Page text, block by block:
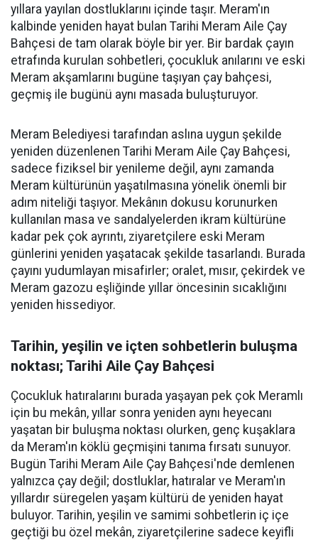
yıllara yayılan dostluklarını içinde taşır. Meram'ın
kalbinde yeniden hayat bulan Tarihi Meram Aile Çay
Bahçesi de tam olarak böyle bir yer. Bir bardak çayın
etrafında kurulan sohbetleri, çocukluk anılarını ve eski
Meram akşamlarını bugüne taşıyan çay bahçesi,
geçmiş ile bugünü aynı masada buluşturuyor.
Meram Belediyesi tarafından aslına uygun şekilde
yeniden düzenlenen Tarihi Meram Aile Çay Bahçesi,
sadece fiziksel bir yenileme değil, aynı zamanda
Meram kültürünün yaşatılmasına yönelik önemli bir
adım niteliği taşıyor. Mekânın dokusu korunurken
kullanılan masa ve sandalyelerden ikram kültürüne
kadar pek çok ayrıntı, ziyaretçilere eski Meram
günlerini yeniden yaşatacak şekilde tasarlandı. Burada
çayını yudumlayan misafirler; oralet, mısır, çekirdek ve
Meram gazozu eşliğinde yıllar öncesinin sıcaklığını
yeniden hissediyor.
Tarihin, yeşilin ve içten sohbetlerin buluşma
noktası; Tarihi Aile Çay Bahçesi
Çocukluk hatıralarını burada yaşayan pek çok Meramlı
için bu mekân, yıllar sonra yeniden aynı heyecanı
yaşatan bir buluşma noktası olurken, genç kuşaklara
da Meram'ın köklü geçmişini tanıma fırsatı sunuyor.
Bugün Tarihi Meram Aile Çay Bahçesi'nde demlenen
yalnızca çay değil; dostluklar, hatıralar ve Meram'ın
yıllardır süregelen yaşam kültürü de yeniden hayat
buluyor. Tarihin, yeşilin ve samimi sohbetlerin iç içe
geçtiği bu özel mekân, ziyaretçilerine sadece keyifli